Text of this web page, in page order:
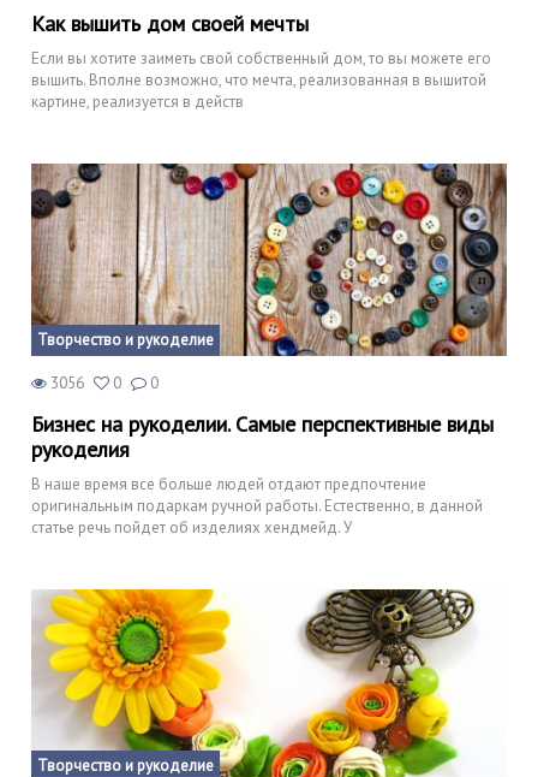
Как вышить дом своей мечты
Если вы хотите заиметь свой собственный дом, то вы можете его
вышить. Вполне возможно, что мечта, реализованная в вышитой
картине, реализуется в действ
Творчество и рукоделие
3056 0 0
Бизнес на рукоделии. Самые перспективные виды
рукоделия
В наше время все больше людей отдают предпочтение
оригинальным подаркам ручной работы. Естественно, в данной
статье речь пойдет об изделиях хендмейд. У
Творчество и рукоделие